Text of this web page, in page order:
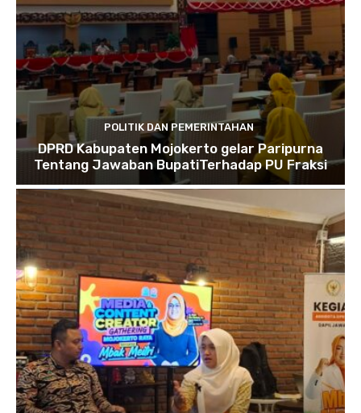
POLITIK DAN PEMERINTAHAN
DPRD Kabupaten Mojokerto gelar Paripurna
Tentang Jawaban BupatiTerhadap PU Fraksi